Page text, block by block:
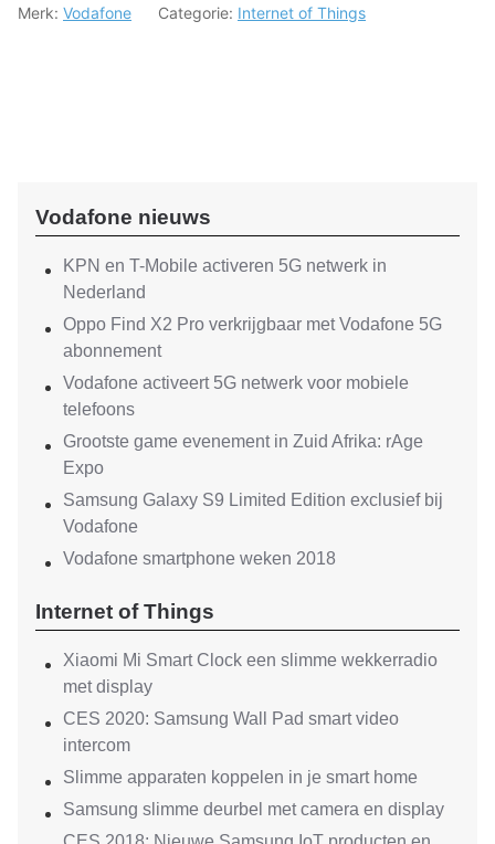
Merk: Vodafone Categorie: Internet of Things
Vodafone nieuws
KPN en T-Mobile activeren 5G netwerk in
Nederland
Oppo Find X2 Pro verkrijgbaar met Vodafone 5G
abonnement
Vodafone activeert 5G netwerk voor mobiele
telefoons
Grootste game evenement in Zuid Afrika: rAge
Expo
Samsung Galaxy S9 Limited Edition exclusief bij
Vodafone
Vodafone smartphone weken 2018
Internet of Things
Xiaomi Mi Smart Clock een slimme wekkerradio
met display
CES 2020: Samsung Wall Pad smart video
intercom
Slimme apparaten koppelen in je smart home
Samsung slimme deurbel met camera en display